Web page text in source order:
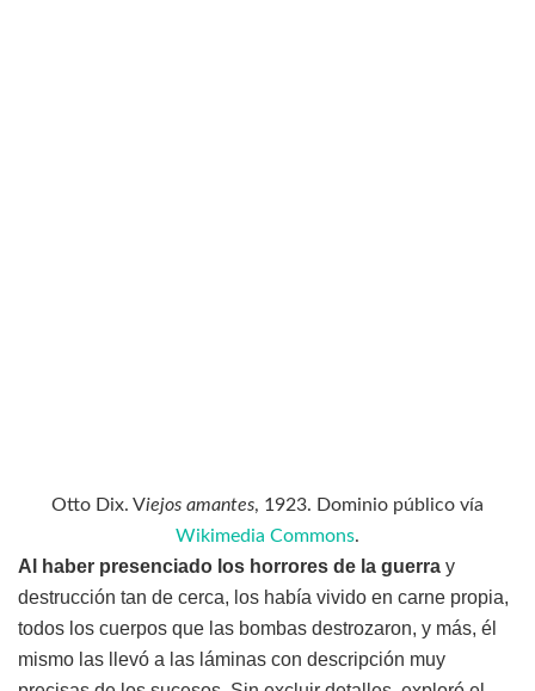
Otto Dix. Viejos amantes, 1923. Dominio público vía
Wikimedia Commons.
Al haber presenciado los horrores de la guerra y
destrucción tan de cerca, los había vivido en carne propia,
todos los cuerpos que las bombas destrozaron, y más, él
mismo las llevó a las láminas con descripción muy